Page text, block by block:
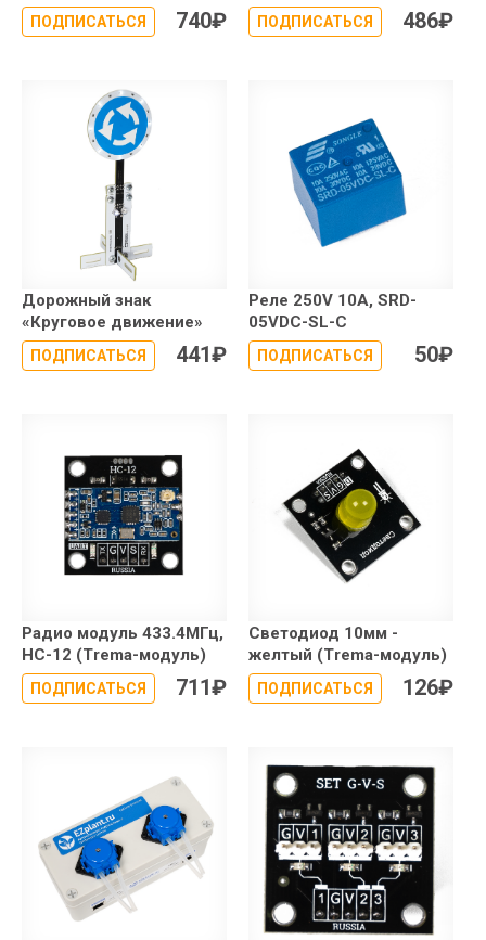
ПОДПИСАТЬСЯ 740₽ ПОДПИСАТЬСЯ 486₽
Дорожный знак
«Круговое движение»
ПОДПИСАТЬСЯ 441₽
Реле 250V 10A, SRD-
05VDC-SL-C
ПОДПИСАТЬСЯ 50₽
Радио модуль 433.4МГц,
HC-12 (Trema-модуль)
ПОДПИСАТЬСЯ 711₽
Светодиод 10мм -
желтый (Trema-модуль)
ПОДПИСАТЬСЯ 126₽